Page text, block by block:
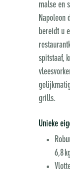
malse en
Napoleon
bereidt u
spitstaaf,
grills.
Unieke
6,8